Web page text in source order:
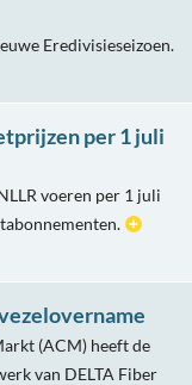
Eredivisieseizoen.
per 1 juli
voeren per 1 juli
(ACM) heeft de
van DELTA Fiber